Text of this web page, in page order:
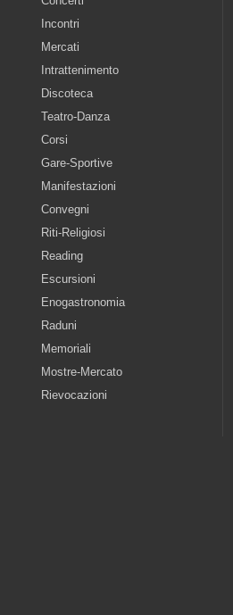
Incontri
Mercati
Intrattenimento
Discoteca
Teatro-Danza
Corsi
Gare-Sportive
Manifestazioni
Convegni
Riti-Religiosi
Reading
Escursioni
Enogastronomia
Raduni
Memoriali
Mostre-Mercato
Rievocazioni